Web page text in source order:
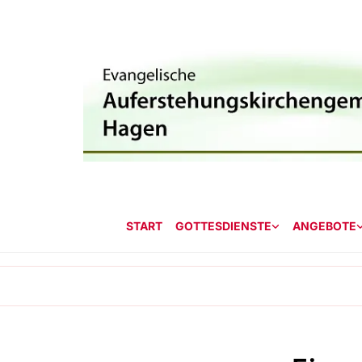
START GOTTESDIENSTE ANGEBOTE